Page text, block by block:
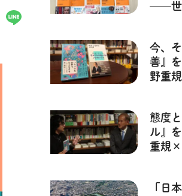
──世
2017
今、
善』
野重
るか
な世
態度
ル』
重規×
か」
「日